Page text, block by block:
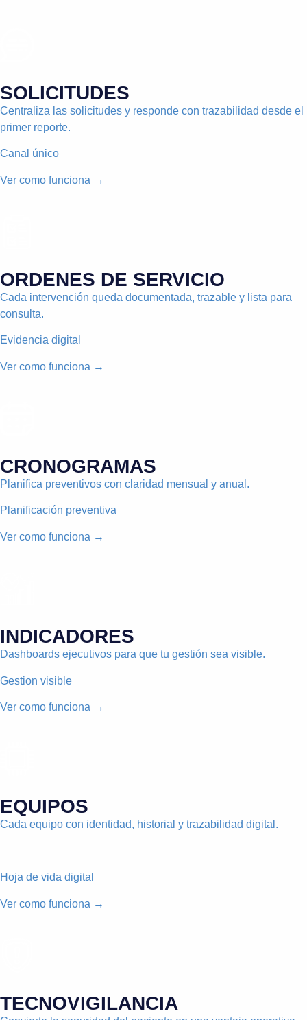
SOLICITUDES
Centraliza las solicitudes y responde con trazabilidad desde el
primer reporte.
Canal único
Ver como funciona →
ORDENES DE SERVICIO
Cada intervención queda documentada, trazable y lista para
consulta.
Evidencia digital
Ver como funciona →
CRONOGRAMAS
Planifica preventivos con claridad mensual y anual.
Planificación preventiva
Ver como funciona →
INDICADORES
Dashboards ejecutivos para que tu gestión sea visible.
Gestion visible
Ver como funciona →
EQUIPOS
Cada equipo con identidad, historial y trazabilidad digital.
Hoja de vida digital
Ver como funciona →
TECNOVIGILANCIA